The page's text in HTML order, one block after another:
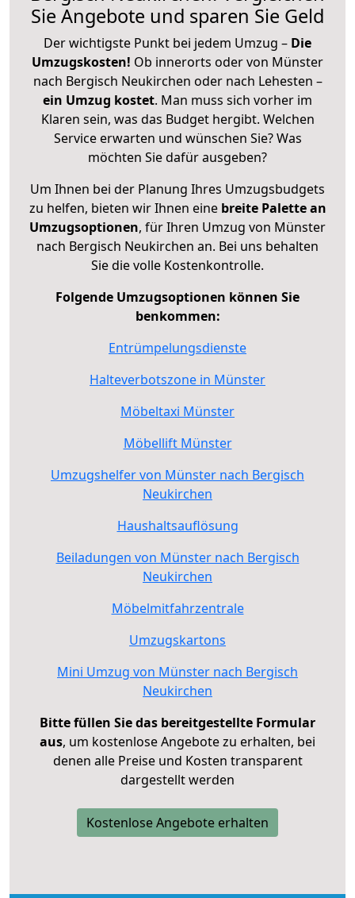
Sie Angebote und sparen Sie Geld
Der wichtigste Punkt bei jedem Umzug – Die
Umzugskosten! Ob innerorts oder von Münster
nach Bergisch Neukirchen oder nach Lehesten –
ein Umzug kostet. Man muss sich vorher im
Klaren sein, was das Budget hergibt. Welchen
Service erwarten und wünschen Sie? Was
möchten Sie dafür ausgeben?
Um Ihnen bei der Planung Ihres Umzugsbudgets
zu helfen, bieten wir Ihnen eine breite Palette an
Umzugsoptionen, für Ihren Umzug von Münster
nach Bergisch Neukirchen an. Bei uns behalten
Sie die volle Kostenkontrolle.
Folgende Umzugsoptionen können Sie
benkommen:
Entrümpelungsdienste
Halteverbotszone in Münster
Möbeltaxi Münster
Möbellift Münster
Umzugshelfer von Münster nach Bergisch
Neukirchen
Haushaltsauflösung
Beiladungen von Münster nach Bergisch
Neukirchen
Möbelmitfahrzentrale
Umzugskartons
Mini Umzug von Münster nach Bergisch
Neukirchen
Bitte füllen Sie das bereitgestellte Formular
aus, um kostenlose Angebote zu erhalten, bei
denen alle Preise und Kosten transparent
dargestellt werden
Kostenlose Angebote erhalten